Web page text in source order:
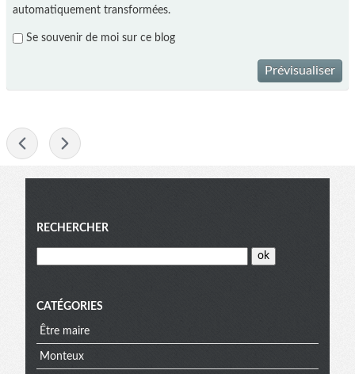
automatiquement transformées.
Se souvenir de moi sur ce blog
Prévisualiser
Menu
RECHERCHER
CATÉGORIES
Être maire
Monteux